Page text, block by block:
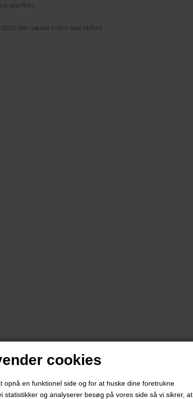
cookies
en funktionel side og for at huske dine foretrukne
statistikker og analyserer besøg på vores side så vi sikrer, at
glasfiber.
liter væske inden skal skiftes.